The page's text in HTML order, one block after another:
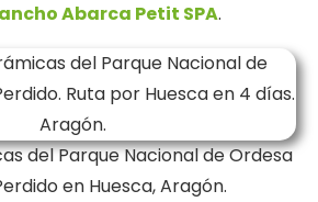
Abarca Petit SPA.
del Parque Nacional de Ordesa
en Huesca, Aragón.